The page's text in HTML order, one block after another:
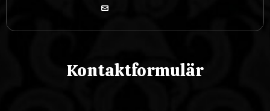
Kontaktformulär